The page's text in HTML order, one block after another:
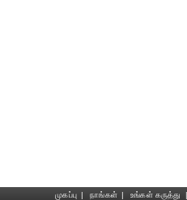
முகப்பு | நாங்கள் | உங்கள் கருத்து |